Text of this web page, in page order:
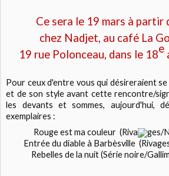
Ce sera le 19 mars à partir
chez Nadjet, au café La
19 rue Polonceau, dans le 18e
Pour ceux d'entre vous qui désireraient
et de son style avant cette rencontre/
les devants et sommes, aujourd'hui,
exemplaires :
­ Rouge est ma couleur (Riva
ges/
Entrée du diable à Barbèsville
Rebelles de la nuit (Série noire/